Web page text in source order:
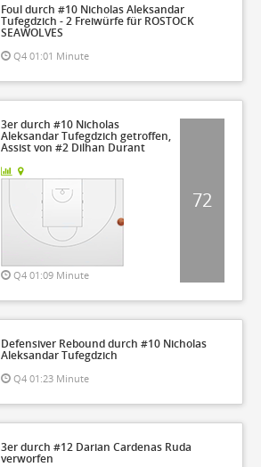
Foul durch #10 Nicholas Aleksandar
Tufegdzich - 2 Freiwürfe für ROSTOCK
SEAWOLVES
Q4 01:01 Minute
3er durch #10 Nicholas
Aleksandar Tufegdzich getroffen,
Assist von #2 Dilhan Durant
Q4 01:09 Minute
72
Defensiver Rebound durch #10 Nicholas
Aleksandar Tufegdzich
Q4 01:23 Minute
3er durch #12 Darian Cardenas Ruda
verworfen